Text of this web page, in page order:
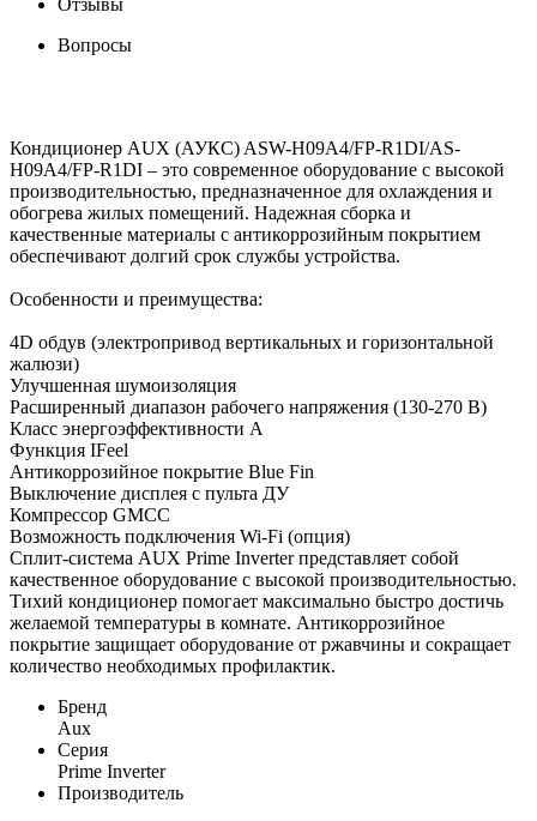
Отзывы
Вопросы
Кондиционер AUX (АУКС) ASW-H09A4/FP-R1DI/AS-
H09A4/FP-R1DI – это современное оборудование с высокой
производительностью, предназначенное для охлаждения и
обогрева жилых помещений. Надежная сборка и
качественные материалы с антикоррозийным покрытием
обеспечивают долгий срок службы устройства.
Особенности и преимущества:
4D обдув (электропривод вертикальных и горизонтальной
жалюзи)
Улучшенная шумоизоляция
Расширенный диапазон рабочего напряжения (130-270 В)
Класс энергоэффективности А
Функция IFeel
Антикоррозийное покрытие Blue Fin
Выключение дисплея с пульта ДУ
Компрессор GMCC
Возможность подключения Wi-Fi (опция)
Сплит-система AUX Prime Inverter представляет собой
качественное оборудование с высокой производительностью.
Тихий кондиционер помогает максимально быстро достичь
желаемой температуры в комнате. Антикоррозийное
покрытие защищает оборудование от ржавчины и сокращает
количество необходимых профилактик.
Бренд
Aux
Серия
Prime Inverter
Производитель